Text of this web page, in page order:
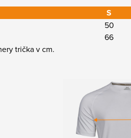
S
50
66
trička v cm.